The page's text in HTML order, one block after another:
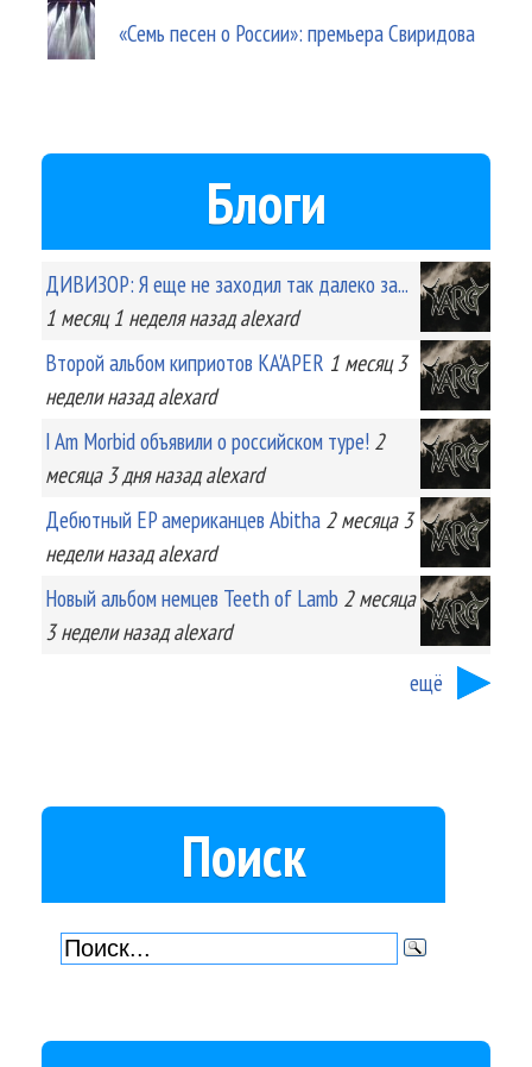
«Семь песен о России»: премьера Свиридова
Блоги
ДИВИЗОР: Я еще не заходил так далеко за...
1 месяц 1 неделяназад alexard
Второй альбом киприотов KA'APER 1 месяц 3
неделиназад alexard
I Am Morbid объявили о российском туре! 2
месяца 3 дняназад alexard
Дебютный EP американцев Abitha 2 месяца 3
неделиназад alexard
Новый альбом немцев Teeth of Lamb 2 месяца
3 неделиназад alexard
ещё
Поиск